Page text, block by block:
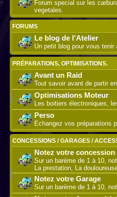
Forum special sur les
vegetales.
FORUMS
Le blog de l'Atelier
Un petit blog pour vous
PRÉPARATIONS, OPTIMISATIONS.
Avant un Raid
Tout savoir avant de partir
Optimisations Moteur
Les boitiers électroniques,
Perso
Echangez vos préparations
CONCESSIONS / GARAGES /
Notez votre concession
Sur un barème de 1 à 10,
La prestation, La
Notez votre Garage
Sur un barème de 1 à 10,